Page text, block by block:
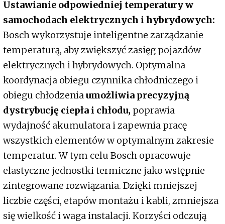
Ustawianie odpowiedniej temperatury w
samochodach elektrycznych i hybrydowych:
Bosch wykorzystuje inteligentne zarządzanie
temperaturą, aby zwiększyć zasięg pojazdów
elektrycznych i hybrydowych. Optymalna
koordynacja obiegu czynnika chłodniczego i
obiegu chłodzeniaumożliwia precyzyjną
dystrybucję ciepła i chłodu, poprawia
wydajność akumulatora i zapewnia pracę
wszystkich elementów w optymalnym zakresie
temperatur. W tym celu Bosch opracowuje
elastyczne jednostki termiczne jako wstępnie
zintegrowane rozwiązania. Dzięki mniejszej
liczbie części, etapów montażu i kabli, zmniejsza
się wielkość i waga instalacji. Korzyści odczują